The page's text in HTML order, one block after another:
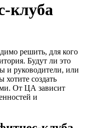
клуба
решить, для кого
Будут ли это
и руководители, или
создать
От ЦА зависит
и